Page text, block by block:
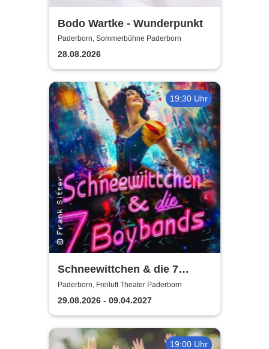
Bodo Wartke - Wunderpunkt
Paderborn, Sommerbühne Paderborn
28.08.2026
19:30 Uhr
Schneewittchen & die 7
Boybands - das 90er Jahre
Musical | THEATERHITS
Paderborn, Freiluft Theater Paderborn
29.08.2026 - 09.04.2027
19:00 Uhr